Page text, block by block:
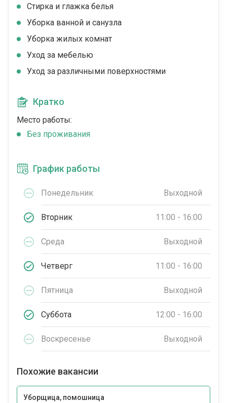
Стирка и глажка белья
Уборка ванной и санузла
Уборка жилых комнат
Уход за мебелью
Уход за различными поверхностями
Кратко
Место работы:
Без проживания
График работы
Понедельник Выходной
Вторник 11:00 - 16:00
Среда Выходной
Четверг 11:00 - 16:00
Пятница Выходной
Суббота 12:00 - 16:00
Воскресенье Выходной
Похожие вакансии
Уборщица, помошница